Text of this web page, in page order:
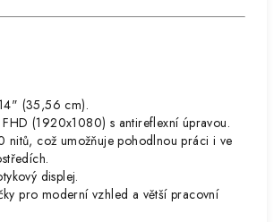
(35,56 cm).
FHD (1920x1080) s antireflexní úpravou.
nitů, což umožňuje pohodlnou práci i ve
displej.
pro moderní vzhled a větší pracovní